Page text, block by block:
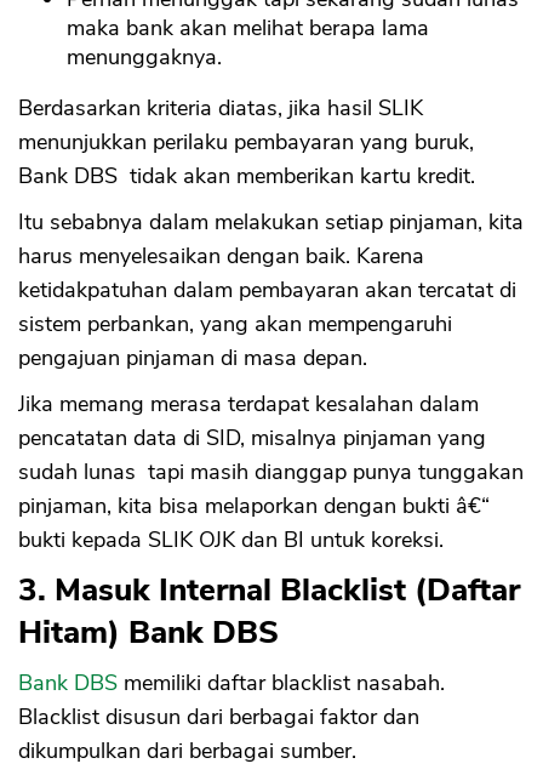
maka bank akan melihat berapa lama
menunggaknya.
Berdasarkan kriteria diatas, jika hasil SLIK
menunjukkan perilaku pembayaran yang buruk,
Bank DBS tidak akan memberikan kartu kredit.
Itu sebabnya dalam melakukan setiap pinjaman, kita
harus menyelesaikan dengan baik. Karena
ketidakpatuhan dalam pembayaran akan tercatat di
sistem perbankan, yang akan mempengaruhi
pengajuan pinjaman di masa depan.
Jika memang merasa terdapat kesalahan dalam
pencatatan data di SID, misalnya pinjaman yang
sudah lunas tapi masih dianggap punya tunggakan
pinjaman, kita bisa melaporkan dengan bukti â€“
bukti kepada SLIK OJK dan BI untuk koreksi.
3. Masuk Internal Blacklist (Daftar
Hitam) Bank DBS
Bank DBS memiliki daftar blacklist nasabah.
Blacklist disusun dari berbagai faktor dan
dikumpulkan dari berbagai sumber.